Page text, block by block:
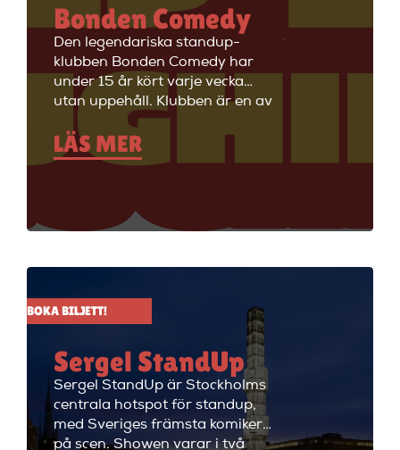
Bonden Comedy
Den legendariska standup-
klubben Bonden Comedy har
under 15 år kört varje vecka
utan uppehåll. Klubben är en av
Stockholms äldsta
standupklubbar och är känd för
att ha de bästa komikerna i
välkommen till Big Ben Stand
LÄS MER
BOKA BILJETT!
Sergel StandUp
Sergel StandUp är Stockholms
centrala hotspot för standup,
med Sveriges främsta komiker
på scen. Showen varar i två